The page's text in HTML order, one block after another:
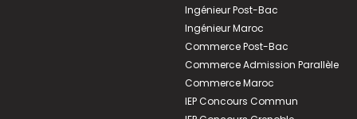
Ingénieur Post-Bac
Ingénieur Maroc
Commerce Post-Bac
Commerce Admission Parallèle
Commerce Maroc
IEP Concours Commun